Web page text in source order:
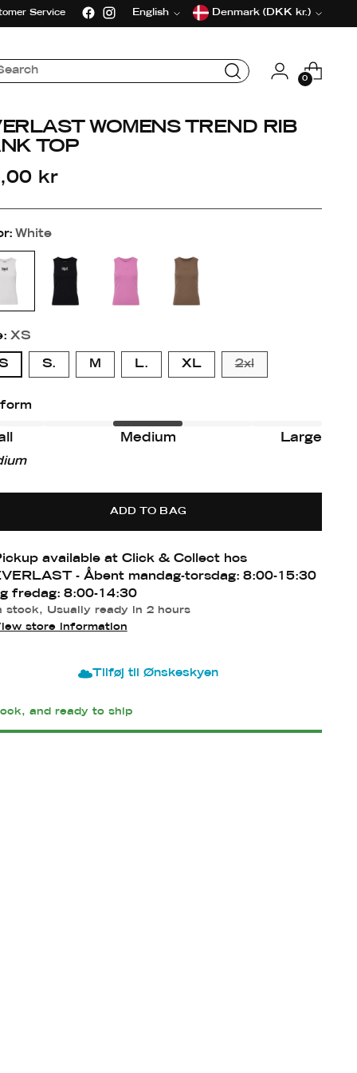
Service
Language
English
Currency
Denmark (DKK kr.)
0
WOMENS TREND RIB
TOP
kr
White
XS
S. M L. XL 2xl
Medium Large
ADD TO BAG
available at Click & Collect hos
- Åbent mandag-torsdag: 8:00-15:30
fredag: 8:00-14:30
stock, Usually ready in 2 hours
store information
Tilføj til Ønskeskyen
and ready to ship